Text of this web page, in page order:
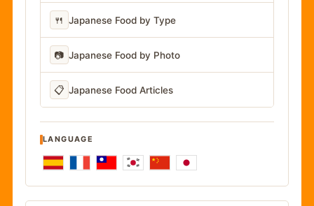
🍴 Japanese Food by Type
📷 Japanese Food by Photo
📋 Japanese Food Articles
LANGUAGE